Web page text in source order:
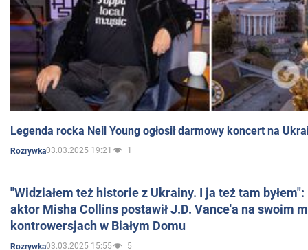
Legenda rocka Neil Young ogłosił darmowy koncert na
Rozrywka03.03.2025 19:21 1
"Widziałem też historie z Ukrainy. I ja też tam
aktor Misha Collins postawił J.D. Vance'a na swoim
kontrowersjach w Białym Domu
Rozrywka03.03.2025 15:55 5